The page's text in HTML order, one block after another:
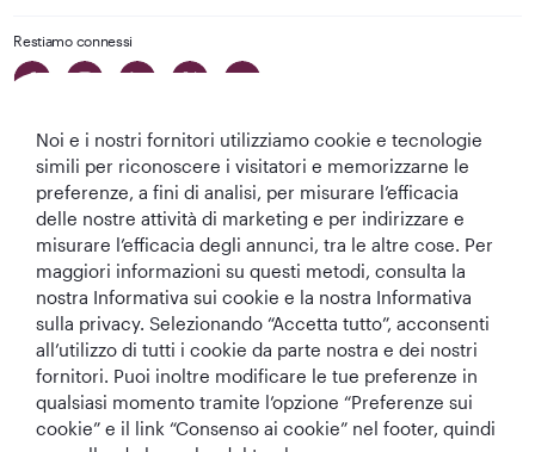
Restiamo connessi
Migliore
Compagnia aerea
del Medio
Oriente
Migliore
Compagnia
Aerea del Mondo
Migliore Business
Class del Mondo
Migliore Lounge
di Business Class
del Mondo
T&C Informativa sui cookie Informativa sulla privacy
Noi e i nostri fornitori utilizziamo cookie e tecnologie
simili per riconoscere i visitatori e memorizzarne le
preferenze, a fini di analisi, per misurare l’efficacia
delle nostre attività di marketing e per indirizzare e
misurare l’efficacia degli annunci, tra le altre cose. Per
maggiori informazioni su questi metodi, consulta la
nostra Informativa sui cookie e la nostra Informativa
sulla privacy. Selezionando “Accetta tutto”, acconsenti
all’utilizzo di tutti i cookie da parte nostra e dei nostri
fornitori. Puoi inoltre modificare le tue preferenze in
qualsiasi momento tramite l’opzione “Preferenze sui
cookie” e il link “Consenso ai cookie” nel footer, quindi